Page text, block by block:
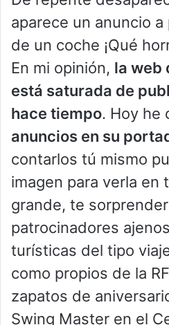
aparece un anuncio
de un coche ¡Qué
En mi opinión, la web
está saturada de
hace tiempo. Hoy he
anuncios en su
contarlos tú mismo
imagen para verla en
grande, te
patrocinadores
turísticas del tipo
como propios de la
zapatos de
Swing Master en el